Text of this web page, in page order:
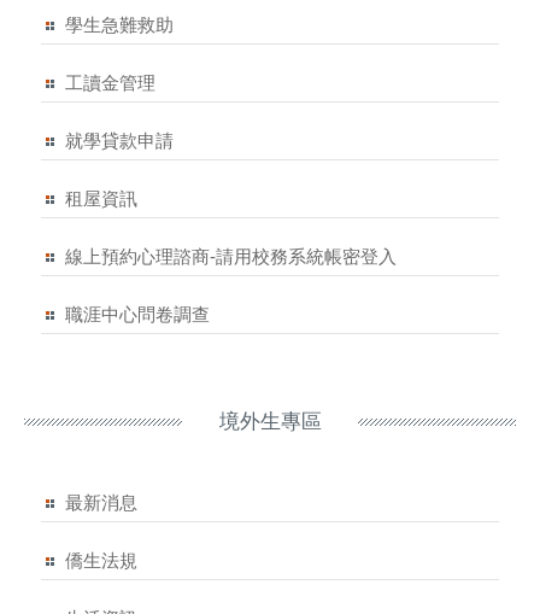
學生急難救助
工讀金管理
就學貸款申請
租屋資訊
線上預約心理諮商-請用校務系統帳密登入
職涯中心問卷調查
境外生專區
最新消息
僑生法規